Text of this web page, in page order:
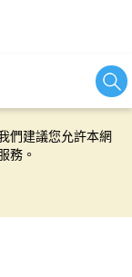
務，並有助於為
們建議您允許本網
務。